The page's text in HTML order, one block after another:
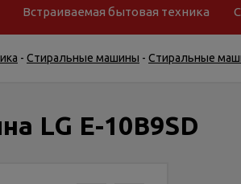
Встраиваемая бытовая техника
- Стиральные машины - Стиральные
LG E-10B9SD